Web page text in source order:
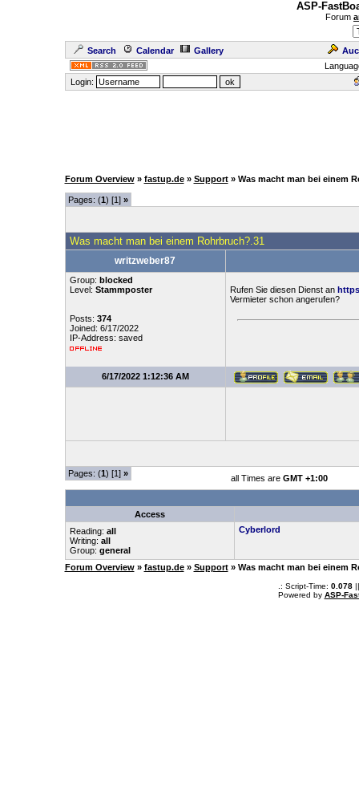
ASP-
Forum
Search Calendar Gallery
Login:
Forum Overview » fastup.de » Support » Was macht man bei einem
Pages: (1) [1] »
Was macht man bei einem Rohrbruch?.31
writzweber87
Group: blocked
Level: Stammposter
Posts: 374
Joined: 6/17/2022
IP-Address: saved
Rufen Sie diesen Dienst an
Vermieter schon angerufen?
6/17/2022 1:12:36 AM
Pages: (1) [1] » all Times are GMT +1:00
Access
Reading: all
Writing: all
Group: general
Cyberlord
Forum Overview » fastup.de » Support » Was macht man bei einem
.: Script-Time: 0.078||
Powered by ASP-